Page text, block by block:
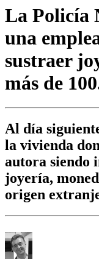
La Policía
una
sustraer
más de
Al día
la vivienda
autora siendo
joyería,
origen